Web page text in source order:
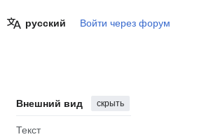
русский Войти через форум
Внешний вид скрыть
Текст